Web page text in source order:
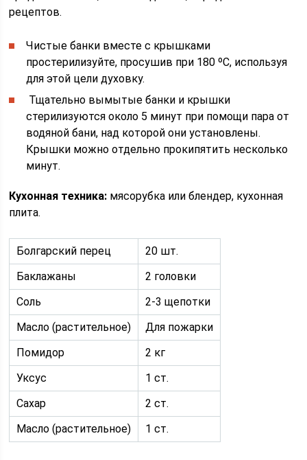
рецептов.
Чистые банки вместе с крышками
простерилизуйте, просушив при 180 ºС, используя
для этой цели духовку.
Тщательно вымытые банки и крышки
стерилизуются около 5 минут при помощи пара от
водяной бани, над которой они установлены.
Крышки можно отдельно прокипятить несколько
минут.
Кухонная техника: мясорубка или блендер, кухонная
плита.
Болгарский перец
20 шт.
Баклажаны
2 головки
Соль
2-3 щепотки
Масло (растительное)
Для пожарки
Помидор
2 кг
Уксус
1 ст.
Сахар
2 ст.
Масло (растительное)
1 ст.